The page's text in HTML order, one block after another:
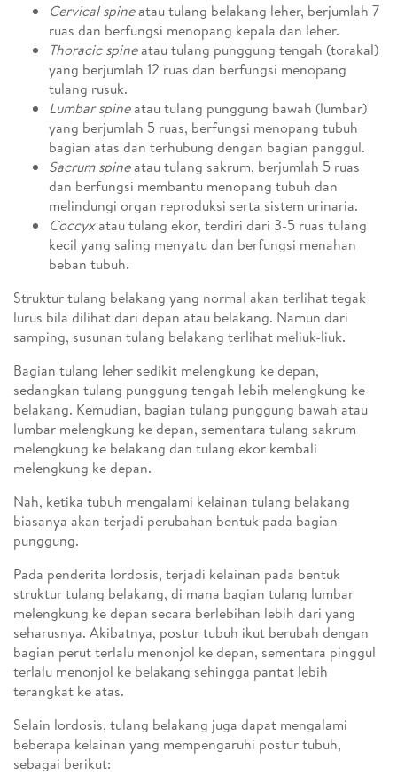
Cervical spineatau tulang belakang leher, berjumlah 7
ruas dan berfungsi menopang kepala dan leher.
Thoracic spineatau tulang punggung tengah (torakal)
yang berjumlah 12 ruas dan berfungsi menopang
tulang rusuk.
Lumbar spineatau tulang punggung bawah (lumbar)
yang berjumlah 5 ruas, berfungsi menopang tubuh
bagian atas dan terhubung dengan bagian panggul.
Sacrum spineatau tulang sakrum, berjumlah 5 ruas
dan berfungsi membantu menopang tubuh dan
melindungi organ reproduksi serta sistem urinaria.
Coccyxatau tulang ekor, terdiri dari 3-5 ruas tulang
kecil yang saling menyatu dan berfungsi menahan
beban tubuh.
Struktur tulang belakang yang normal akan terlihat tegak
lurus bila dilihat dari depan atau belakang. Namun dari
samping, susunan tulang belakang terlihat meliuk-liuk.
Bagian tulang leher sedikit melengkung ke depan,
sedangkan tulang punggung tengah lebih melengkung ke
belakang. Kemudian, bagian tulang punggung bawah atau
lumbar melengkung ke depan, sementara tulang sakrum
melengkung ke belakang dan tulang ekor kembali
melengkung ke depan.
Nah, ketika tubuh mengalami kelainan tulang belakang
biasanya akan terjadi perubahan bentuk pada bagian
punggung.
Pada penderita lordosis, terjadi kelainan pada bentuk
struktur tulang belakang, di mana bagian tulang lumbar
melengkung ke depan secara berlebihan lebih dari yang
seharusnya. Akibatnya, postur tubuh ikut berubah dengan
bagian perut terlalu menonjol ke depan, sementara pinggul
terlalu menonjol ke belakang sehingga pantat lebih
terangkat ke atas.
Selain lordosis, tulang belakang juga dapat mengalami
beberapa kelainan yang mempengaruhi postur tubuh,
sebagai berikut: